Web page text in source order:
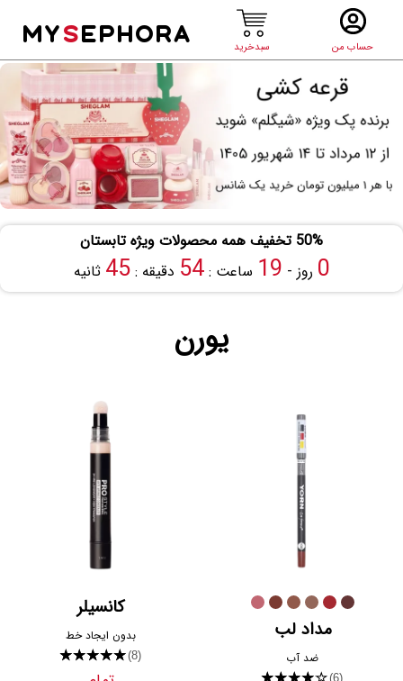
حساب من سبدخرید
MYSEPHORA
50% تخفیف همه محصولات ویژه تابستان
0 روز - 19 ساعت :54 دقیقه :45 ثانیه
یورن
مداد لب
ضد آب
★★★★★(6)
کانسیلر
بدون ایجاد خط
★★★★★(8)